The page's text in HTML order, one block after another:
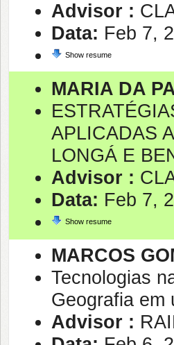
Advisor :
Data: Feb 7,
Show resume
MARIA DA
APLICADAS
LONGÁ E
Advisor :
Data: Feb 7,
Show resume
MARCOS
Tecnologias
Geografia em
Advisor :